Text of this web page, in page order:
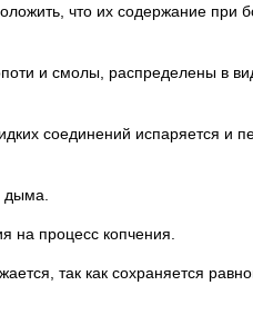
что их содержание при
и смолы, распределены в
соединений испаряется и
дыма.
на процесс копчения.
так как сохраняется